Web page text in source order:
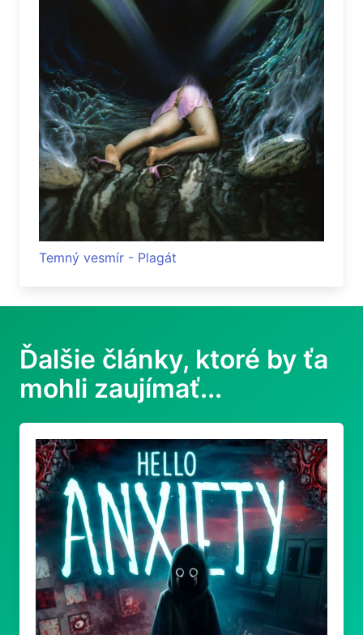
Temný vesmír - Plagát
Ďalšie články, ktoré by ťa
mohli zaujímať...